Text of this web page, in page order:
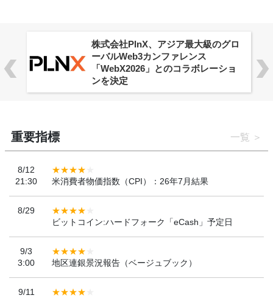
株式会社PlnX、アジア最大級のグロ
ーバルWeb3カンファレンス
「WebX2026」とのコラボレーショ
ンを決定
重要指標 一覧
8/12
21:30
米消費者物価指数（CPI）：26年7月結果
8/29
ビットコイン:ハードフォーク「eCash」予定日
9/3
3:00
地区連銀景況報告（ベージュブック）
9/11